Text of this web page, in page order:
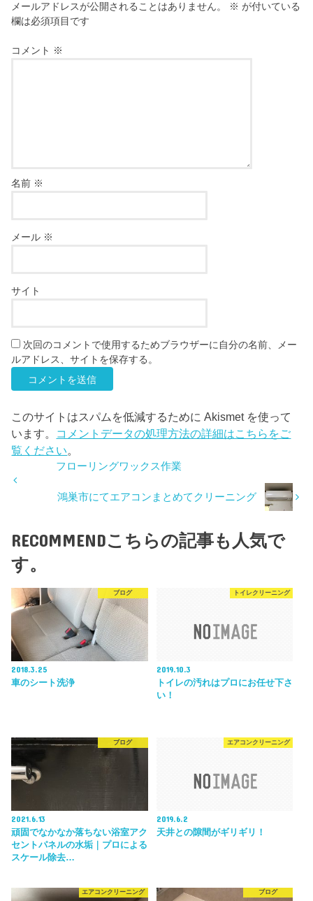
メールアドレスが公開されることはありません。 ※ が付いている
欄は必須項目です
コメント ※
名前 ※
メール ※
サイト
次回のコメントで使用するためブラウザーに自分の名前、メー
ルアドレス、サイトを保存する。
このサイトはスパムを低減するために Akismet を使って
います。 コメントデータの処理方法の詳細はこちらをご
覧ください。
フローリングワックス作業
鴻巣市にてエアコンまとめてクリーニング
RECOMMENDこちらの記事も人気で
す。
ブログ
2018.3.25
車のシート洗浄
トイレクリーニング
2019.10.3
トイレの汚れはプロにお任せ下さ
い！
ブログ
2021.6.13
頑固でなかなか落ちない浴室アク
セントパネルの水垢｜プロによる
スケール除去…
エアコンクリーニング
2019.6.2
天井との隙間がギリギリ！
エアコンクリーニング ブログ